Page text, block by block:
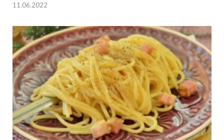
11.06.2022